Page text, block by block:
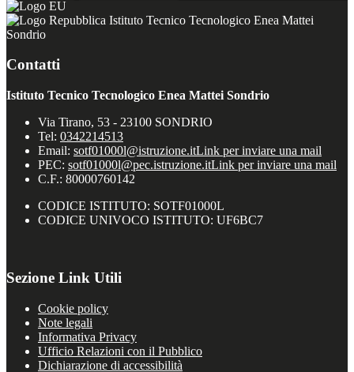
Istituto Tecnico Tecnologico Enea Mattei
Sondrio
Contatti
Istituto Tecnico Tecnologico Enea Mattei Sondrio
Via Tirano, 53 - 23100 SONDRIO
Tel: 0342214513
Email: sotf01000l@istruzione.itLink per inviare una mail
PEC: sotf01000l@pec.istruzione.itLink per inviare una mail
C.F.: 80000760142
CODICE ISTITUTO: SOTF01000L
CODICE UNIVOCO ISTITUTO: UF6BC7
Sezione Link Utili
Cookie policy
Note legali
Informativa Privacy
Ufficio Relazioni con il Pubblico
Dichiarazione di accessibilità